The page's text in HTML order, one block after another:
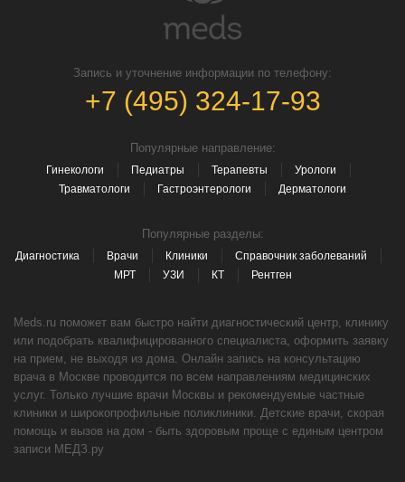
Запись и уточнение информации по телефону:
+7 (495) 324-17-93
Популярные направление:
Гинекологи Педиатры Терапевты
Урологи
Травматологи
Гастроэнтерологи Дерматологи
Популярные разделы:
Диагностика Врачи Клиники
Справочник заболеваний
МРТ
УЗИ КТ Рентген
Meds.ru поможет вам быстро найти диагностический центр, клинику
или подобрать квалифицированного специалиста, оформить заявку
на прием, не выходя из дома. Онлайн запись на консультацию
врача в Москве проводится по всем направлениям медицинских
услуг. Только лучшие врачи Москвы и рекомендуемые частные
клиники и широкопрофильные поликлиники. Детские врачи, скорая
помощь и вызов на дом - быть здоровым проще с единым центром
записи МЕДЗ.ру